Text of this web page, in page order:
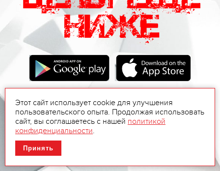
Этот сайт использует cookie для улучшения
пользовательского опыта. Продолжая использовать
сайт, вы соглашаетесь с нашей политикой
конфиденциальности.
Принять